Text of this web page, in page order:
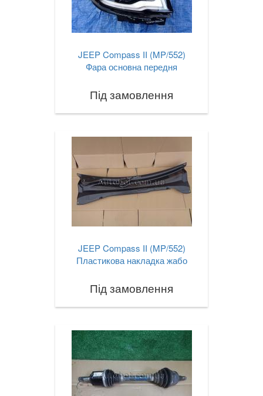
JEEP Compass II (MP/552)
Фара основна передня
Під замовлення
JEEP Compass II (MP/552)
Пластикова накладка жабо
Під замовлення